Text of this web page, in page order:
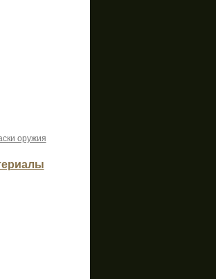
оружия